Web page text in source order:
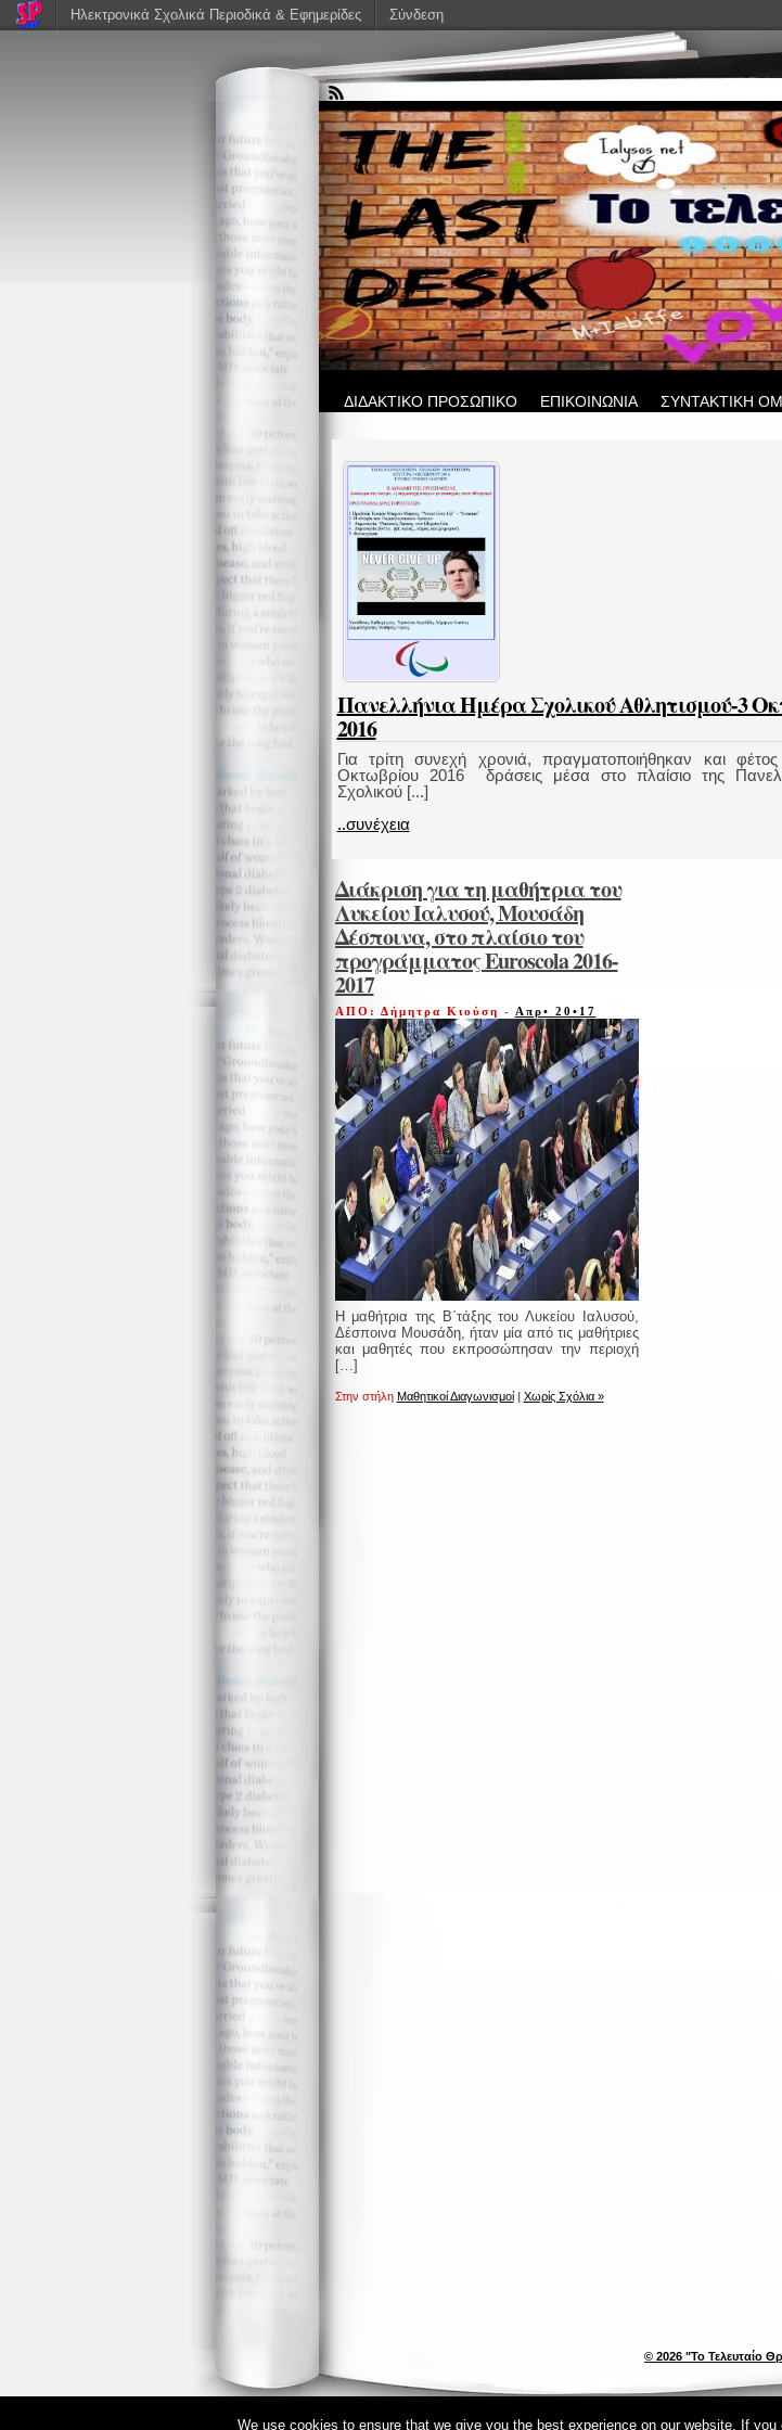
ΔΙΔΑΚΤΙΚΟ ΠΡΟΣΩΠΙΚΟ ΕΠΙΚΟΙΝΩΝΙΑ ΣΥΝΤΑΚΤΙΚΗ
Πανελλήνια Ημέρα Σχολικού Αθλητισμού-3
2016
Για τρίτη συνεχή χρονιά, πραγματοποιήθηκαν και
Οκτωβρίου 2016 δράσεις μέσα στο πλαίσιο της
Σχολικού [...]
..συνέχεια
Διάκριση για τη μαθήτρια του
Λυκείου Ιαλυσού, Μουσάδη
Δέσποινα, στο πλαίσιο του
προγράμματος Euroscola 2016-
2017
ΑΠΟ: Δήμητρα Κιούση - Απρ• 20•17
Η μαθήτρια της Β΄τάξης του Λυκείου Ιαλυσού,
Δέσποινα Μουσάδη, ήταν μία από τις μαθήτριες
και μαθητές που εκπροσώπησαν την περιοχή
[…]
Στην στήλη Μαθητικοί Διαγωνισμοί | Χωρίς Σχόλια »
© 2026 "Το Τελευταίο
Ηλεκτρονικά Σχολικά Περιοδικά & Εφημερίδες Σύνδεση
We use cookies to ensure that we give you the best experience on our website. If